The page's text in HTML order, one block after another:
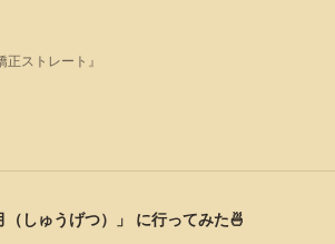
ストレート』
しゅうげつ）」⁡ に行ってみた🍜